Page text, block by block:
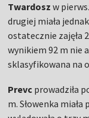
Twardoszw
drugiej miała
ostatecznie zajęła
wynikiem 92 m nie
sklasyfikowana na
Prevc prowadziła
m. Słowenka